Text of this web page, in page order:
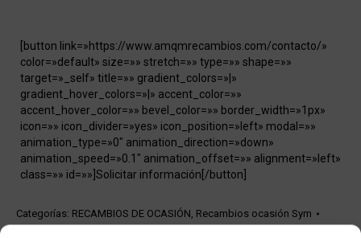
[button link=»https://www.amqmrecambios.com/contacto/»
color=»default» size=»» stretch=»» type=»» shape=»»
target=»_self» title=»» gradient_colors=»|»
gradient_hover_colors=»|» accent_color=»»
accent_hover_color=»» bevel_color=»» border_width=»1px»
icon=»» icon_divider=»yes» icon_position=»left» modal=»»
animation_type=»0″ animation_direction=»down»
animation_speed=»0.1″ animation_offset=»» alignment=»left»
class=»» id=»»]Solicitar información[/button]
Categorías: RECAMBIOS DE OCASIÓN, Recambios ocasión Sym